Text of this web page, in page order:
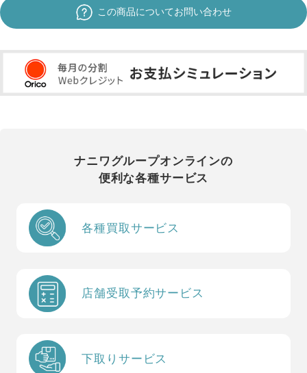
この商品についてお問い合わせ
ナニワグループオンラインの
便利な各種サービス
各種買取サービス
店舗受取予約サービス
下取りサービス